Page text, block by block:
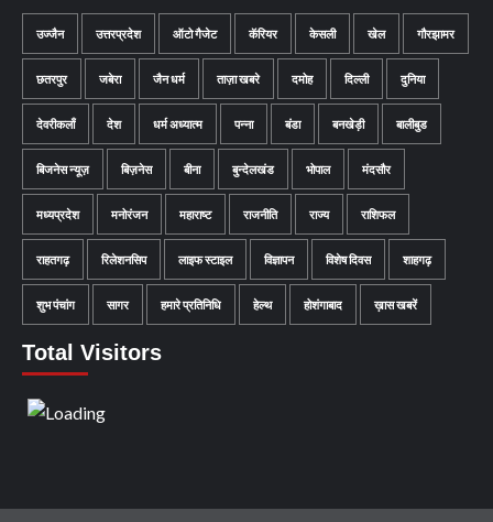
उज्जैन उत्तरप्रदेश ऑटो गैजेट कॅरियर केसली खेल गौरझामर
छतरपुर जबेरा जैन धर्म ताज़ा खबरे दमोह दिल्ली दुनिया
देवरीकलाँ देश धर्म अध्यात्म पन्ना बंडा बनखेड़ी बालीबुड
बिजनेस न्यूज़ बिज़नेस बीना बुन्देलखंड भोपाल मंदसौर
मध्यप्रदेश मनोरंजन महाराष्ट राजनीति राज्य राशिफल
राहतगढ़ रिलेशनसिप लाइफ स्टाइल विज्ञापन विशेष दिवस शाहगढ़
शुभ पंचांग सागर हमारे प्रतिनिधि हेल्थ होशंगाबाद ख़ास खबरें
Total Visitors